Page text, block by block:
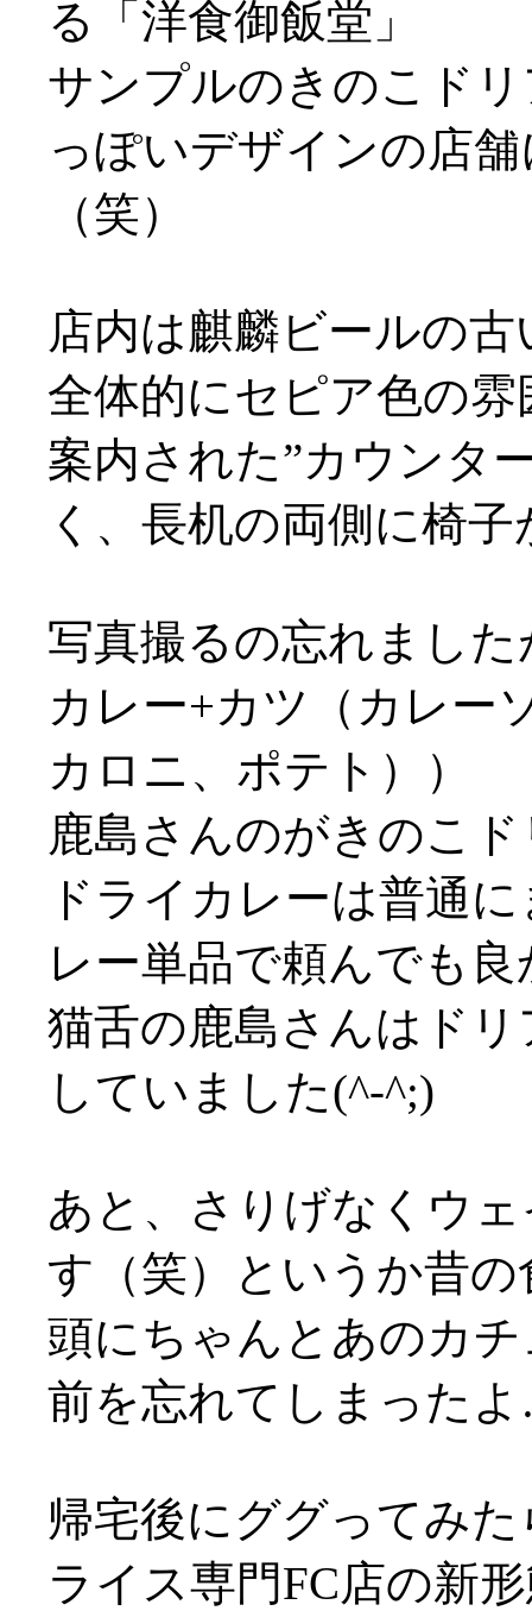
る「洋食御飯堂」
サンプルのきのこド
っぽいデザインの店
（笑）
店内は麒麟ビールの
全体的にセピア色の雰
案内された”カウンタ
く、長机の両側に椅
写真撮るの忘れまし
カレー+カツ（カレー
カロニ、ポテト））
鹿島さんのがきのこ
ドライカレーは普通
レー単品で頼んでも
猫舌の鹿島さんはド
していました(^-^;)
あと、さりげなくウ
す（笑）というか昔
頭にちゃんとあのカ
前を忘れてしまった
帰宅後にググってみ
ライス専門FC店の新